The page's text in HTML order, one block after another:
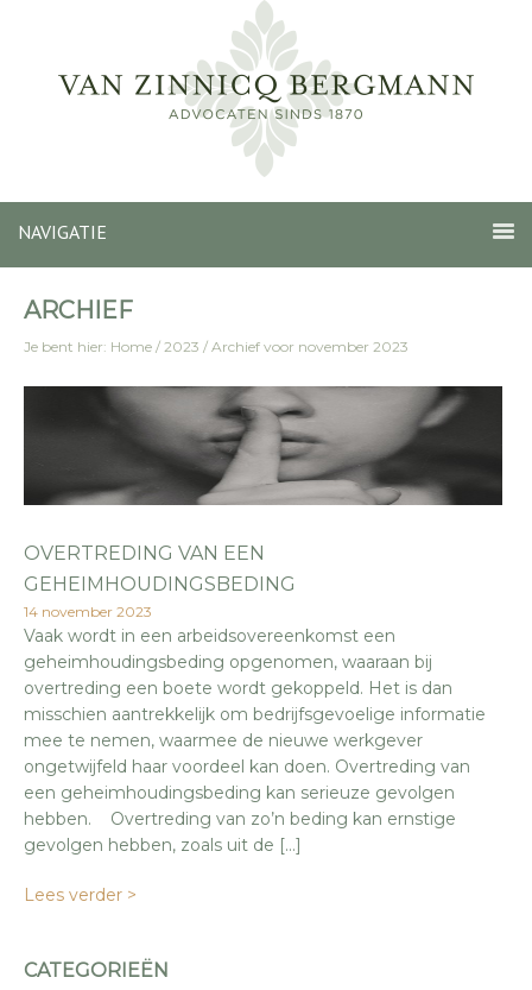
NAVIGATIE
ARCHIEF
Je bent hier: Home / 2023 / Archief voor november 2023
OVERTREDING VAN EEN
GEHEIMHOUDINGSBEDING
14 november 2023
Vaak wordt in een arbeidsovereenkomst een
geheimhoudingsbeding opgenomen, waaraan bij
overtreding een boete wordt gekoppeld. Het is dan
misschien aantrekkelijk om bedrijfsgevoelige informatie
mee te nemen, waarmee de nieuwe werkgever
ongetwijfeld haar voordeel kan doen. Overtreding van
een geheimhoudingsbeding kan serieuze gevolgen
hebben. Overtreding van zo’n beding kan ernstige
gevolgen hebben, zoals uit de […]
Lees verder >
CATEGORIEËN